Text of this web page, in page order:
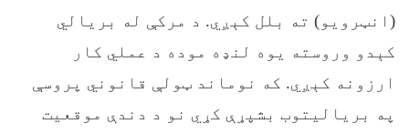
(انټرویو) ته بلل کېږي. د مرکې له بریالي
کېدو وروسته یوه لنډه موده د عملي کار
ارزونه کېږي. که نوماند ټولې قانوني پروسې
په بریالیتوب بشپړې کړي نو د دندې موقعیت